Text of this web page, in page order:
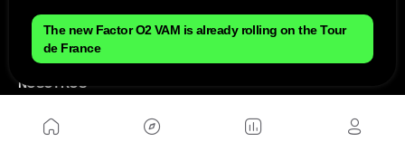
NOSOTROS
Mapa del sitio
Aviso Legal
The new Factor O2 VAM is already rolling on the Tour
de France